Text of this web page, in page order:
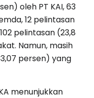
oleh PT KAI, 63
12 pelintasan
pelintasan (23,8
Namun, masih
persen) yang
menunjukkan